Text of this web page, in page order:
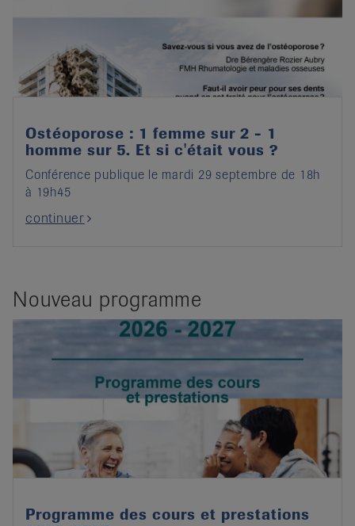
Ostéoporose : 1 femme sur 2 - 1
homme sur 5. Et si c'était vous ?
Conférence publique le mardi 29 septembre de 18h
à 19h45
continuer
Nouveau programme
Programme des cours et prestations